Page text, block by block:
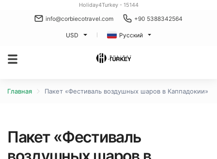
Holiday4Turkey - 15144
info@corbiecotravel.com +90 5388342564
USD Русский
Главная Пакет «Фестиваль воздушных шаров в Каппадокии» 3
Пакет «Фестиваль